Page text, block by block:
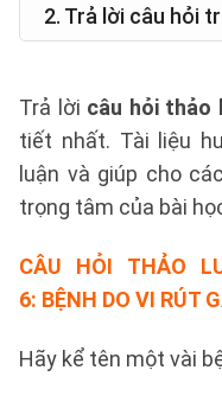
2. Trả lời câu hỏi
Trả lời câu hỏi thảo
tiết nhất. Tài liệu
luận và giúp cho
trọng tâm của bài
CÂU HỎI THẢO
6: BỆNH DO VI RÚT
Hãy kể tên một vài